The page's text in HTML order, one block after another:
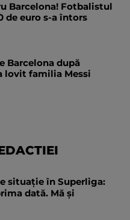
Barcelona! Fotbalistul
de euro s-a întors
Barcelona după
lovit familia Messi
situație în Superliga:
dată. Mă și